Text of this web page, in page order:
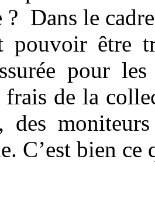
? Dans le
pouvoir être
pour
de la
des
C’est bien ce